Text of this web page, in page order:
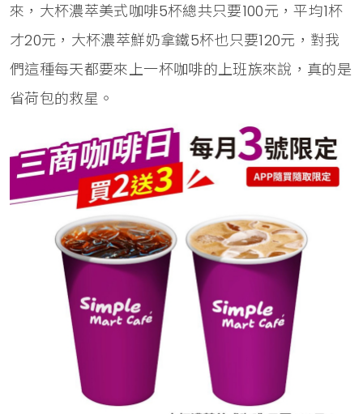
來，大杯濃萃美式咖啡5杯總共只要100元，平均1杯
才20元，大杯濃萃鮮奶拿鐵5杯也只要120元，對我
們這種每天都要來上一杯咖啡的上班族來說，真的是
省荷包的救星。